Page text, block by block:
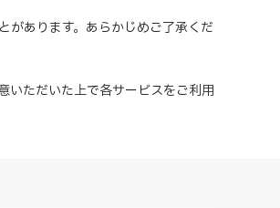
があります。あらかじめご了承くだ
いただいた上で各サービスをご利用